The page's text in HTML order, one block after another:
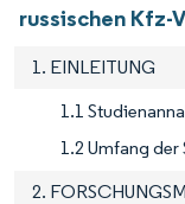
russischen Kfz-
1. EINLEITUNG
1.1
1.2 Umfang der
2.